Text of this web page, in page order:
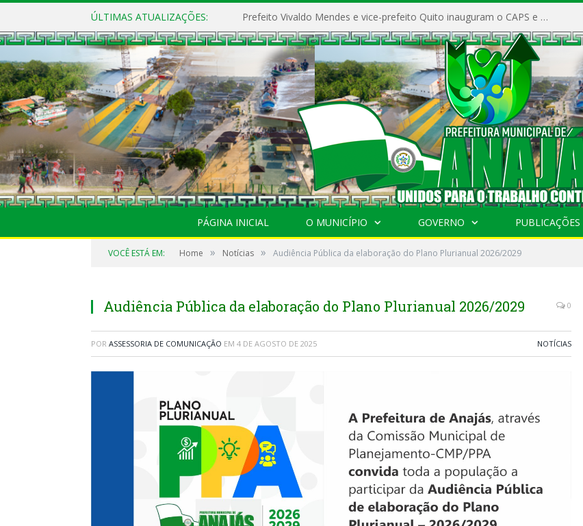
ÚLTIMAS ATUALIZAÇÕES: Prefeito Vivaldo Mendes e vice-prefeito Quito inauguram o CAPS e fortalecem a saúde pública em Anajás.
PÁGINA INICIAL O MUNICÍPIO GOVERNO PUBLICAÇÕES
VOCÊ ESTÁ EM: Home » Notícias » Audiência Pública da elaboração do Plano Plurianual 2026/2029
Audiência Pública da elaboração do Plano Plurianual 2026/2029 0
POR ASSESSORIA DE COMUNICAÇÃO EM 4 DE AGOSTO DE 2025 NOTÍCIAS